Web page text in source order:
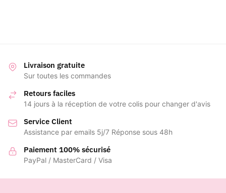
Livraison gratuite
Sur toutes les commandes
Retours faciles
14 jours à la réception de votre colis pour changer d'avis
Service Client
Assistance par emails 5j/7 Réponse sous 48h
Paiement 100% sécurisé
PayPal / MasterCard / Visa